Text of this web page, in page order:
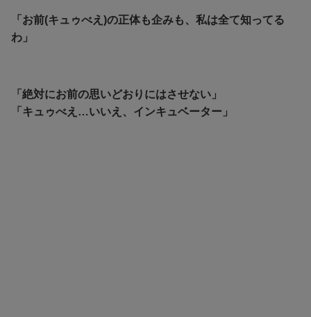
「お前(キュゥべえ)の正体も企みも、私は全て知ってる
わ」
「絶対にお前の思いどおりにはさせない」
「キュゥべえ…いいえ、インキュベーター」